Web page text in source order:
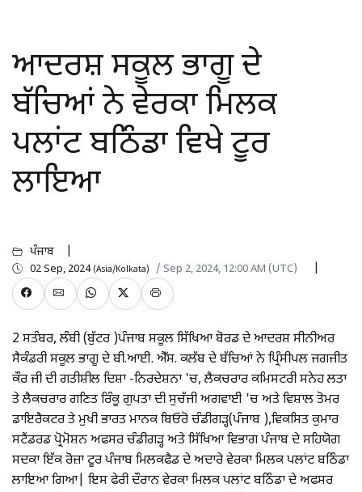
ਆਦਰਸ਼ ਸਕੂਲ ਭਾਗੂ ਦੇ
ਬੱਚਿਆਂ ਨੇ ਵੇਰਕਾ ਮਿਲਕ
ਪਲਾਂਟ ਬਠਿੰਡਾ ਵਿਖੇ ਟੂਰ
ਲਾਇਆ
ਪੰਜਾਬ
02 Sep, 2024 (Asia/Kolkata) / Sep 2, 2024, 12:00 AM (UTC)
2 ਸਤੰਬਰ, ਲੰਬੀ (ਬੁੱਟਰ )ਪੰਜਾਬ ਸਕੂਲ ਸਿੱਖਿਆ ਬੋਰਡ ਦੇ ਆਦਰਸ਼ ਸੀਨੀਅਰ
ਸੈਕੰਡਰੀ ਸਕੂਲ ਭਾਗੂ ਦੇ ਬੀ.ਆਈ. ਐੱਸ. ਕਲੱਬ ਦੇ ਬੱਚਿਆਂ ਨੇ ਪ੍ਰਿੰਸੀਪਲ ਜਗਜੀਤ
ਕੌਰ ਜੀ ਦੀ ਗਤੀਸ਼ੀਲ ਦਿਸ਼ਾ -ਨਿਰਦੇਸ਼ਨਾ 'ਚ, ਲੈਕਚਰਾਰ ਕਮਿਸਟਰੀ ਸਨੇਹ ਲਤਾ
ਤੇ ਲੈਕਚਰਾਰ ਗਣਿਤ ਰਿੰਕੂ ਗੁਪਤਾ ਦੀ ਸੁਚੱਜੀ ਅਗਵਾਈ 'ਚ ਅਤੇ ਵਿਸ਼ਾਲ ਤੋਮਰ
ਡਾਇਰੈਕਟਰ ਤੇ ਮੁਖੀ ਭਾਰਤ ਮਾਨਕ ਬਿਓਰੋ ਚੰਡੀਗੜ੍ਹ(ਪੰਜਾਬ ),ਵਿਕਸਿਤ ਕੁਮਾਰ
ਸਟੈਂਡਰਡ ਪ੍ਰੋਮੋਸ਼ਨ ਅਫਸਰ ਚੰਡੀਗੜ੍ਹ ਅਤੇ ਸਿੱਖਿਆ ਵਿਭਾਗ ਪੰਜਾਬ ਦੇ ਸਹਿਯੋਗ
ਸਦਕਾ ਇੱਕ ਰੋਜ਼ਾ ਟੂਰ ਪੰਜਾਬ ਮਿਲਕਫੈਡ ਦੇ ਅਦਾਰੇ ਵੇਰਕਾ ਮਿਲਕ ਪਲਾਂਟ ਬਠਿੰਡਾ
ਲਾਇਆ ਗਿਆ| ਇਸ ਫੇਰੀ ਦੌਰਾਨ ਵੇਰਕਾ ਮਿਲਕ ਪਲਾਂਟ ਬਠਿੰਡਾ ਦੇ ਅਫਸਰ